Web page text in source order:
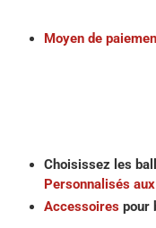
Moyen de
Choisissez les
Personnalisés
Accessoires pour